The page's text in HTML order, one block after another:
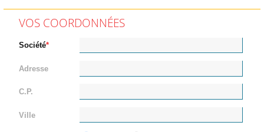
VOS COORDONNÉES
Société
Adresse
C.P.
Ville